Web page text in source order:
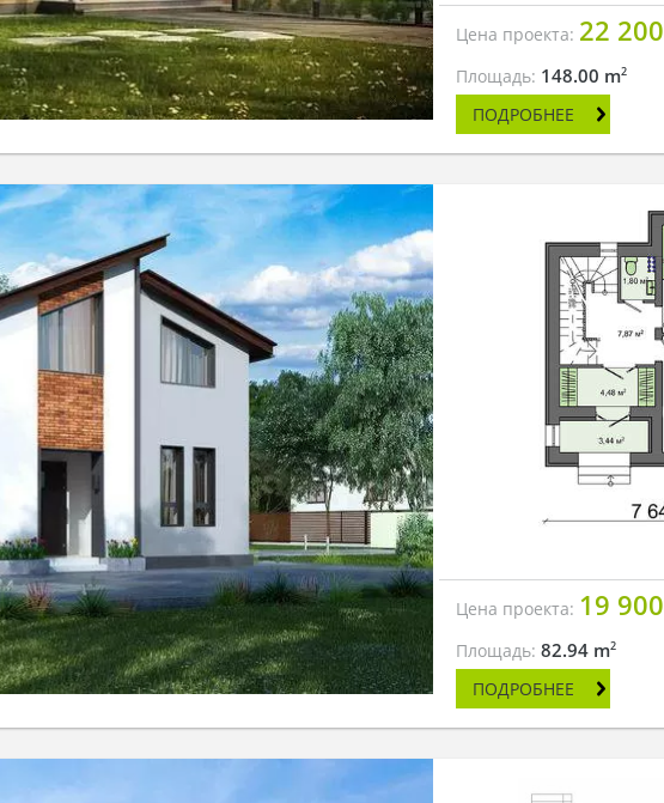
Цена проекта: 22 200
Площадь: 148.00 m2
ПОДРОБНЕЕ
Цена проекта: 19 900
Площадь:82.94 m2
ПОДРОБНЕЕ